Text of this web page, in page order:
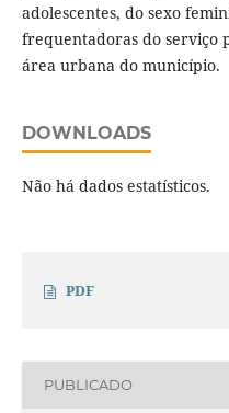
adolescentes, do sexo
frequentadoras do serviço
área urbana do município.
DOWNLOADS
Não há dados estatísticos.
PDF
PUBLICADO